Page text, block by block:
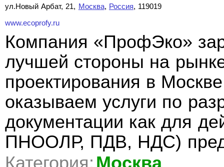
ул.Новый Арбат, 21, Москва, Россия, 119019
www.ecoprofy.ru
Компания «ПрофЭко»
лучшей стороны на рынке
проектирования в
оказываем услуги по
документации как для
ПНООЛР, ПДВ, НДС)
Категория: Москва